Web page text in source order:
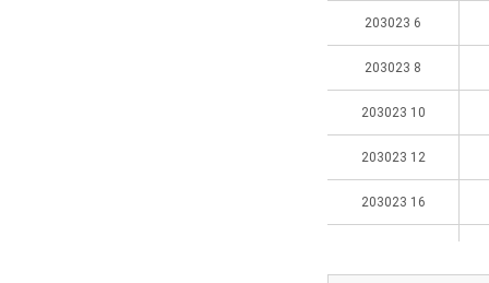
203023 6
203023 8
203023 10
203023 12
203023 16